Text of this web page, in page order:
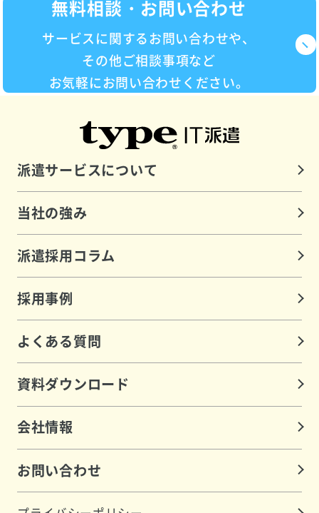
無料相談・お問い合わせ
サービスに関するお問い合わせや、
その他ご相談事項など
お気軽にお問い合わせください。
派遣サービスについて
派遣採用コラム
採用事例
当社の強み
よくある質問
資料ダウンロード
会社情報
お問い合わせ